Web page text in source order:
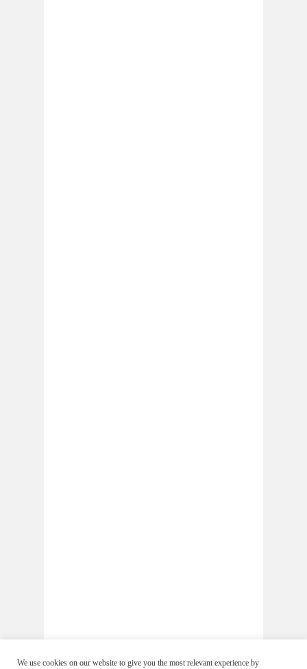
We use cookies on our website to give you the most relevant experience by